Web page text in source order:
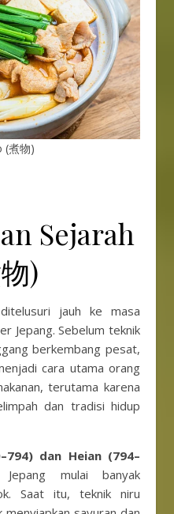
(煮物)
Sejarah
)
jauh ke masa
Jepang. Sebelum teknik
berkembang pesat,
cara utama orang
terutama karena
dan tradisi hidup
dan Heian (794–
mulai banyak
Saat itu, teknik niru